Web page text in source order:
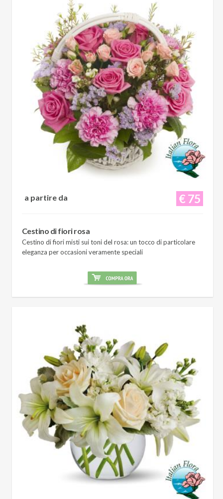
€ 75
a partire da
Cestino di fiori rosa
Cestino di fiori misti sui toni del rosa: un tocco di particolare
eleganza per occasioni veramente speciali